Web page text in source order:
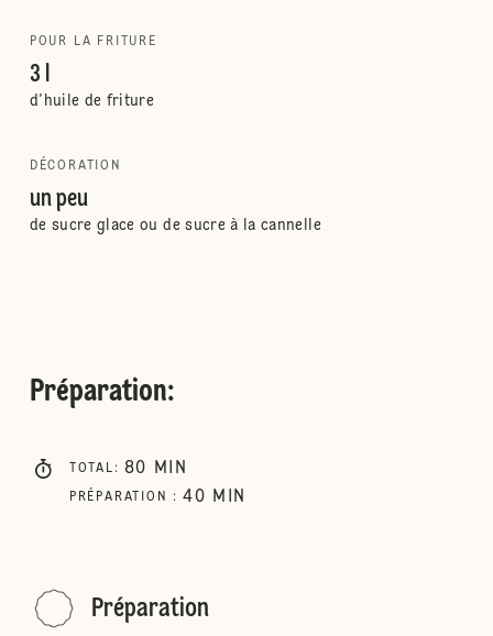
POUR LA FRITURE
3 l
d’huile de friture
DÉCORATION
un peu
de sucre glace ou de sucre à la cannelle
Préparation:
TOTAL : 80 MIN
PRÉPARATION : 40 MIN
Préparation